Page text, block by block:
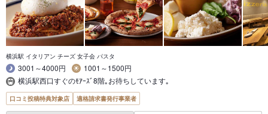
横浜駅 イタリアン チーズ 女子会 パスタ
3001～4000円
1001～1500円
横浜駅西口すぐのﾓｱｰｽﾞ8階｡お待ちしています｡
口コミ投稿特典対象店 適格請求書発行事業者